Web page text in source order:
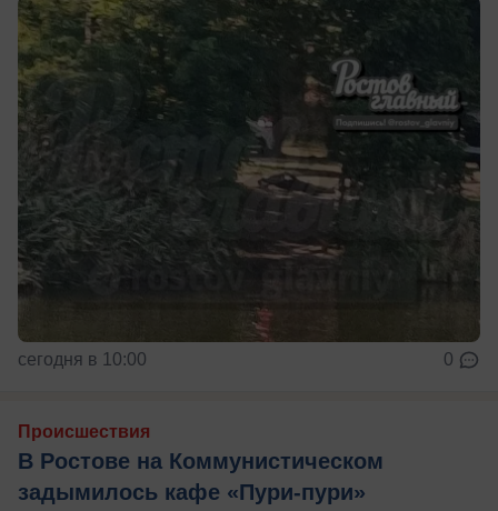
сегодня в 10:00 0
Происшествия
В Ростове на Коммунистическом
задымилось кафе «Пури-пури»